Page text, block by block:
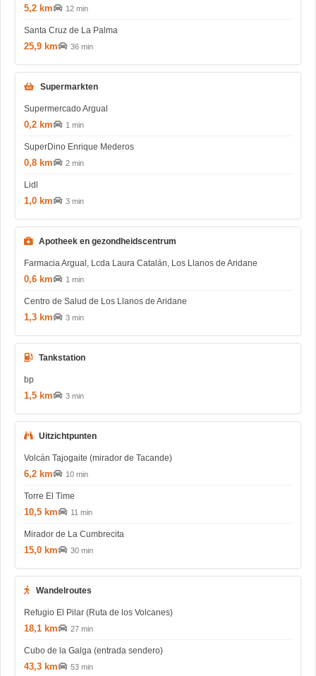
5,2 km 12 min
Santa Cruz de La Palma
25,9 km 36 min
Supermarkten
Supermercado Argual
0,2 km 1 min
SuperDino Enrique Mederos
0,8 km 2 min
Lidl
1,0 km 3 min
Apotheek en gezondheidscentrum
Farmacia Argual, Lcda Laura Catalán, Los Llanos de Aridane
0,6 km 1 min
Centro de Salud de Los Llanos de Aridane
1,3 km 3 min
Tankstation
bp
1,5 km 3 min
Uitzichtpunten
Volcán Tajogaite (mirador de Tacande)
6,2 km 10 min
Torre El Time
10,5 km 11 min
Mirador de La Cumbrecita
15,0 km 30 min
Wandelroutes
Refugio El Pilar (Ruta de los Volcanes)
18,1 km 27 min
Cubo de la Galga (entrada sendero)
43,3 km 53 min